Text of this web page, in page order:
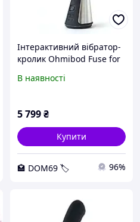
Інтерактивний вібратор-
кролик Ohmibod Fuse for
В наявності
5 799₴
Купити
🏩 DOM69 🏷️ 96%